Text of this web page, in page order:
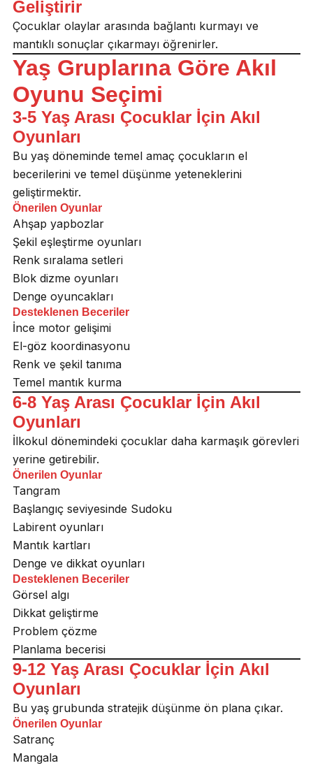
Geliştirir
Çocuklar olaylar arasında bağlantı kurmayı ve
mantıklı sonuçlar çıkarmayı öğrenirler.
Yaş Gruplarına Göre Akıl
Oyunu Seçimi
3-5 Yaş Arası Çocuklar İçin Akıl
Oyunları
Bu yaş döneminde temel amaç çocukların el
becerilerini ve temel düşünme yeteneklerini
geliştirmektir.
Önerilen Oyunlar
Ahşap yapbozlar
Şekil eşleştirme oyunları
Renk sıralama setleri
Blok dizme oyunları
Denge oyuncakları
Desteklenen Beceriler
İnce motor gelişimi
El-göz koordinasyonu
Renk ve şekil tanıma
Temel mantık kurma
6-8 Yaş Arası Çocuklar İçin Akıl
Oyunları
İlkokul dönemindeki çocuklar daha karmaşık görevleri
yerine getirebilir.
Önerilen Oyunlar
Tangram
Başlangıç seviyesinde Sudoku
Labirent oyunları
Mantık kartları
Denge ve dikkat oyunları
Desteklenen Beceriler
Görsel algı
Dikkat geliştirme
Problem çözme
Planlama becerisi
9-12 Yaş Arası Çocuklar İçin Akıl
Oyunları
Bu yaş grubunda stratejik düşünme ön plana çıkar.
Önerilen Oyunlar
Satranç
Mangala